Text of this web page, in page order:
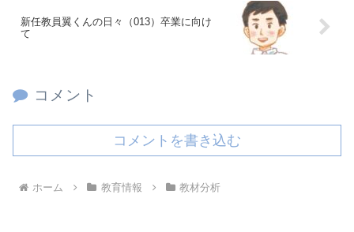
新任教員翼くんの日々（013）卒業に向け
て
コメント
コメントを書き込む
ホーム 教育情報 教材分析